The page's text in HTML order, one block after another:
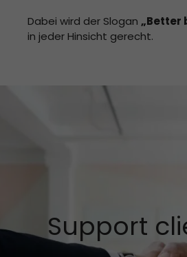
Dabei wird der Slogan „Better
in jeder Hinsicht gerecht.
Support